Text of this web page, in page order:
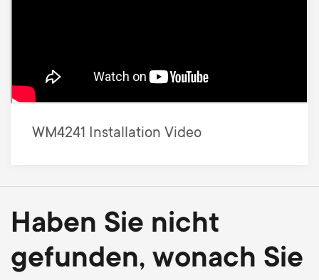
WM4241 Installation Video
Haben Sie nicht
gefunden, wonach Sie